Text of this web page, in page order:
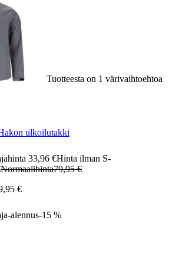
Tuotteesta on 1 värivaihtoehtoa
ulkoilutakki
33,96 €Hinta ilman S-
Normaalihinta79,95 €
€
alennus-15 %